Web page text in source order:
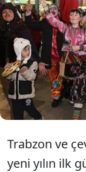
özgü
davet
Trabzon ve
yeni yılın ilk